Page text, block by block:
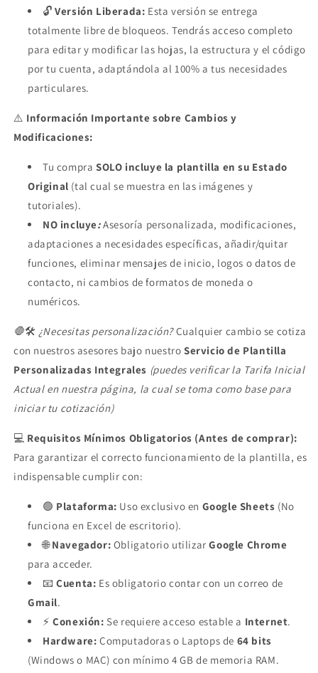
🔓Versión Liberada: Esta versión se entrega
totalmente libre de bloqueos. Tendrás acceso completo
para editar y modificar las hojas, la estructura y el código
por tu cuenta, adaptándola al 100% a tus necesidades
particulares.
⚠️ Información Importante sobre Cambios y
Modificaciones:
Tu compra SOLO incluye la plantilla en su Estado
Original (tal cual se muestra en las imágenes y
tutoriales).
NO incluye:Asesoría personalizada, modificaciones,
adaptaciones a necesidades específicas, añadir/quitar
funciones, eliminar mensajes de inicio, logos o datos de
contacto, ni cambios de formatos de moneda o
numéricos.
🛑🛠️ ¿Necesitas personalización?Cualquier cambio se cotiza
con nuestros asesores bajo nuestroServicio de Plantilla
Personalizadas Integrales (puedes verificar la Tarifa Inicial
Actual en nuestra página, la cual se toma como base para
iniciar tu cotización)
💻 Requisitos Mínimos Obligatorios (Antes de comprar):
Para garantizar el correcto funcionamiento de la plantilla, es
indispensable cumplir con:
🟢 Plataforma: Uso exclusivo en Google Sheets (No
funciona en Excel de escritorio).
🌐Navegador: Obligatorio utilizarGoogle Chrome
para acceder.
📧Cuenta: Es obligatorio contar con un correo de
Gmail.
⚡Conexión: Se requiere acceso estable a Internet.
Hardware: Computadoras o Laptops de 64 bits
(Windows o MAC) con mínimo 4 GB de memoria RAM.